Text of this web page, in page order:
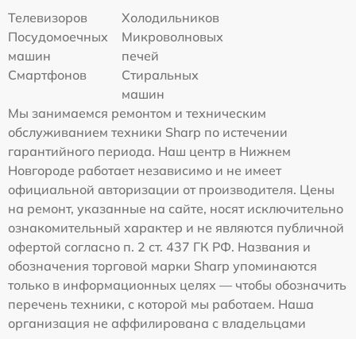
Телевизоров
Холодильников
Посудомоечных
машин
Микроволновых
печей
Смартфонов
Стиральных
машин
Мы занимаемся ремонтом и техническим
обслуживанием техники Sharp по истечении
гарантийного периода. Наш центр в Нижнем
Новгороде работает независимо и не имеет
официальной авторизации от производителя. Цены
на ремонт, указанные на сайте, носят исключительно
ознакомительный характер и не являются публичной
офертой согласно п. 2 ст. 437 ГК РФ. Названия и
обозначения торговой марки Sharp упоминаются
только в информационных целях — чтобы обозначить
перечень техники, с которой мы работаем. Наша
организация не аффилирована с владельцами